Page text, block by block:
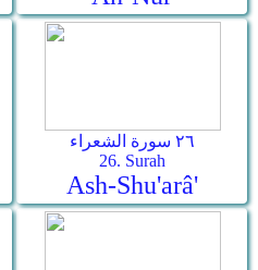
٢٦ سورة الشعراء
26. Surah
Ash-Shu'arâ'